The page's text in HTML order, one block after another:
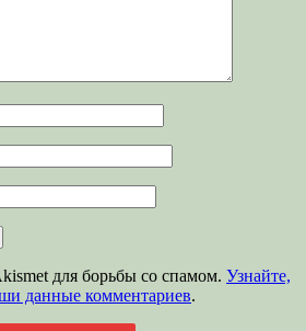
для борьбы со спамом. Узнайте,
данные комментариев.